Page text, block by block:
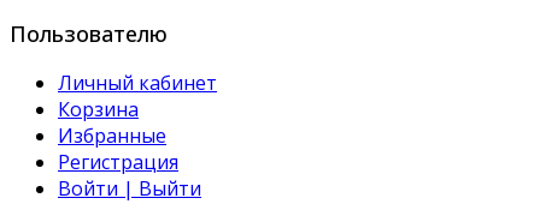
Пользователю
Личный кабинет
Корзина
Избранные
Регистрация
Войти | Выйти